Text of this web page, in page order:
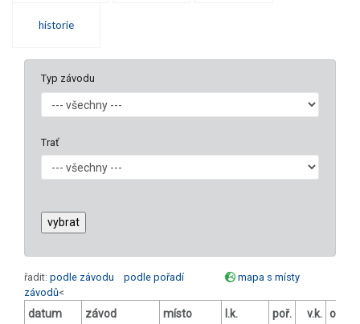
historie
Typ závodu
Trať
řadit: podle závodu podle pořadí
mapa s místy
závodů<
datum závod místo l.k. poř. v.k.